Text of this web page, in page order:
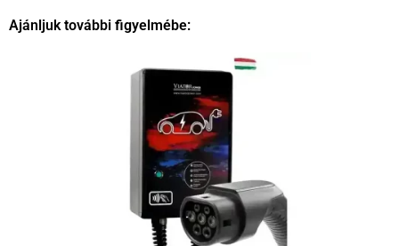
Ajánljuk további figyelmébe: